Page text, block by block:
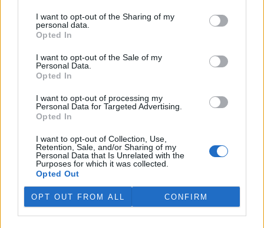
I want to opt-out of the Sharing of my
personal data.
Opted In
I want to opt-out of the Sale of my
Personal Data.
Opted In
I want to opt-out of processing my
Personal Data for Targeted Advertising.
Opted In
I want to opt-out of Collection, Use,
Retention, Sale, and/or Sharing of my
Personal Data that Is Unrelated with the
Purposes for which it was collected.
Opted Out
OPT OUT FROM ALL CONFIRM
V EU začala platit v praxi směrnice, která usnadňuje
opravy výrobků
Diskuse: 47
V zemích Evropské unie dnes
výrobků namísto jejich
výměny.Informovalao tom
Evropská komise. Spotřebitelé mohou požádat o opravu rozbitých
případě, že již uplynula zákonem daná záruční lhůta. Výrobci
budou muset tyto opravy nabízet za přiměřenou cenu a v
přiměřené lhůtě.
Rozsáhlejší zemědělské požáry mohou snížit úrodnost
půdy či zvýšit riziko eroze